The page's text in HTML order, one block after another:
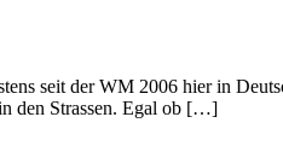
seit der WM 2006 hier in
den Strassen. Egal ob […]